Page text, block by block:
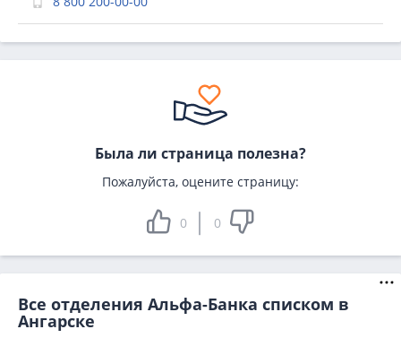
Была ли страница полезна?
Пожалуйста, оцените страницу:
0 0
Все отделения Альфа-Банка списком в
Ангарске